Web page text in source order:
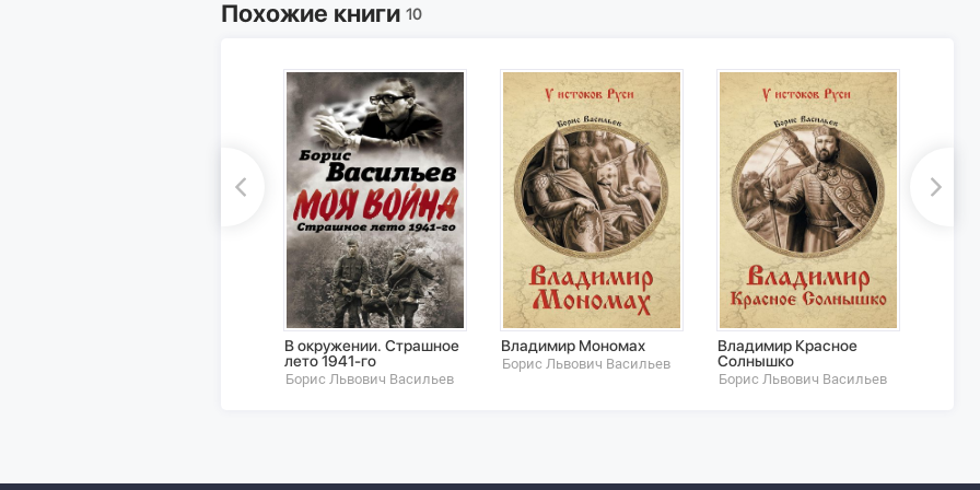
Похожие книги 10
В окружении. Страшное
лето 1941-го
Борис Львович Васильев
Владимир Мономах
Борис Львович Васильев
Владимир Красное
Солнышко
Борис Львович Васильев